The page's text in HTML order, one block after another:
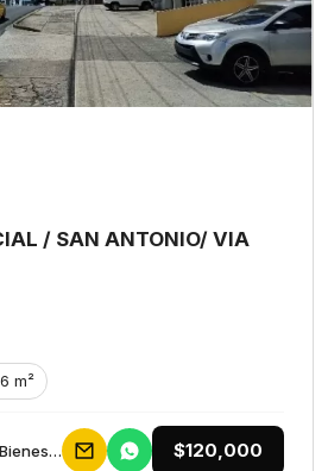
/ SAN ANTONIO/ VIA
m²
Galceb Group Bienes Raices $120,000